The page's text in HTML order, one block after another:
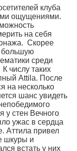
клуба
ощущениями.
на себя
Скорее
большую
среди
числу таких
Attila. После
на несколько
шанс увидеть
у стен Вечного
ужас в сердца
Аттила привел
шкуры и
встать у них